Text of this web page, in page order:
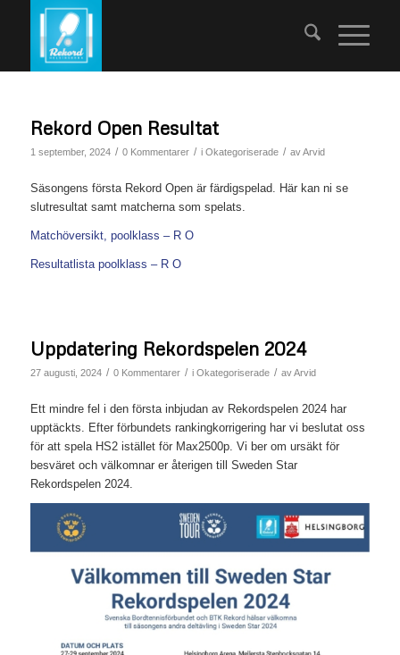
Rekord Open Resultat
1 september, 2024 / 0 Kommentarer / i Okategoriserade / avArvid
Säsongens första Rekord Open är färdigspelad. Här kan ni se
slutresultat samt matcherna som spelats.
Matchöversikt, poolklass – R O
Resultatlista poolklass – R O
Uppdatering Rekordspelen 2024
27 augusti, 2024 / 0 Kommentarer / i Okategoriserade / avArvid
Ett mindre fel i den första inbjudan av Rekordspelen 2024 har
upptäckts. Efter förbundets rankingkorrigering har vi beslutat oss
för att spela HS2 istället för Max2500p. Vi ber om ursäkt för
besväret och välkomnar er återigen till Sweden Star
Rekordspelen 2024.